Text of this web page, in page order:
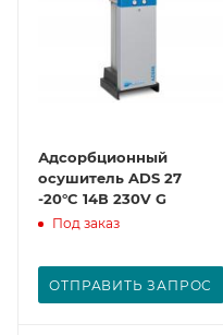
Адсорбционный
осушитель ADS 27
-20°C 14В 230V G
Под заказ
ОТПРАВИТЬ ЗАПРОС